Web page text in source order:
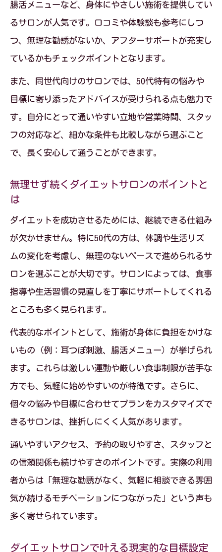
ポート体制
50代が選ぶダイエットサロンの継続性に
注目
脂肪冷却とキャビテーションの違い徹底解説
ダイエットサロンの脂肪冷却とキャビテ
ーション比較
脂肪冷却とキャビテーションの効果や痛
みを検証
部分痩せに適したダイエットサロンの施
ント
痩身エステおすすめ施術の特徴を押さえ
よう
エステとジム比較で見つける自分らしい痩身
法
ダイエットサロンとジムの違いをわかり
やすく解説
エステとジムどちらが自分に合うかの見
極め方
ダイエットサロン活用で無理なく痩せる
方法
痩身エステとジム併用のメリットと注意
点
50代でも続けやすいダイエットサロンの
活用法
痩身エステの1ヶ月効果と続け方のポイント
痩身エステ1ヶ月の効果とダイエットサロ
腸活メニューなど、身体にやさしい施術を提供してい
るサロンが人気です。口コミや体験談も参考にしつ
つ、無理な勧誘がないか、アフターサポートが充実し
ているかもチェックポイントとなります。
また、同世代向けのサロンでは、50代特有の悩みや
目標に寄り添ったアドバイスが受けられる点も魅力で
す。自分にとって通いやすい立地や営業時間、スタッ
フの対応など、細かな条件も比較しながら選ぶこと
で、長く安心して通うことができます。
無理せず続くダイエットサロンのポイントと
は
ダイエットを成功させるためには、継続できる仕組み
が欠かせません。特に50代の方は、体調や生活リズ
ムの変化を考慮し、無理のないペースで進められるサ
ロンを選ぶことが大切です。サロンによっては、食事
指導や生活習慣の見直しを丁寧にサポートしてくれる
ところも多く見られます。
代表的なポイントとして、施術が身体に負担をかけな
いもの（例：耳つぼ刺激、腸活メニュー）が挙げられ
ます。これらは激しい運動や厳しい食事制限が苦手な
方でも、気軽に始めやすいのが特徴です。さらに、
個々の悩みや目標に合わせてプランをカスタマイズで
きるサロンは、挫折しにくく人気があります。
通いやすいアクセス、予約の取りやすさ、スタッフと
の信頼関係も続けやすさのポイントです。実際の利用
者からは「無理な勧誘がなく、気軽に相談できる雰囲
気が続けるモチベーションにつながった」という声も
多く寄せられています。
ダイエットサロンで叶える現実的な目標設定